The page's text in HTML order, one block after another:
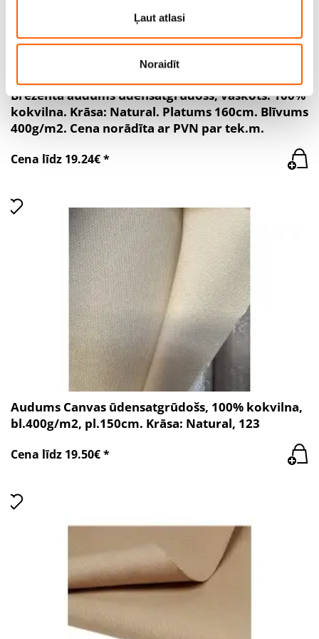
partneriem, kuri to var apvienot ar citu informāciju, ko
viņiem sniedzat vai ko viņi apkopo, kad lietojat viņu
pakalpojumus.
Ļaut atlasi
Noraidīt
Brezenta audums ūdensatgrūdošs, vaskots. 100%
kokvilna. Krāsa: Natural. Platums 160cm. Blīvums
400g/m2. Cena norādīta ar PVN par tek.m.
Cena līdz 19.24€ *
Audums Canvas ūdensatgrūdošs, 100% kokvilna,
bl.400g/m2, pl.150cm. Krāsa: Natural, 123
Cena līdz 19.50€ *